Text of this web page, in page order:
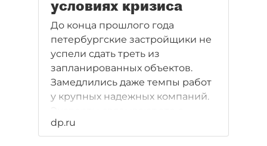
условиях кризиса
До конца прошлого года
петербургские застройщики не
успели сдать треть из
запланированных объектов.
Замедлились даже темпы работ
у крупных надежных компаний.
экономическим кризисом:
материалы и рабочая сила
dp.ru